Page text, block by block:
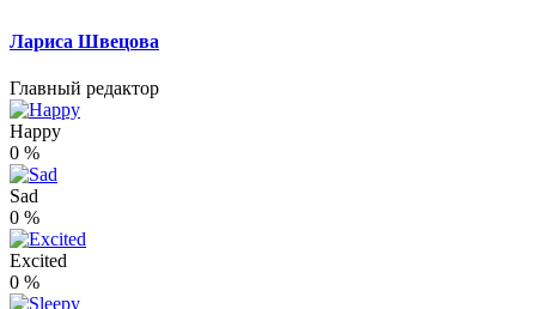
Лариса Швецова
Главный редактор
Happy
0 %
Sad
0 %
Excited
0 %